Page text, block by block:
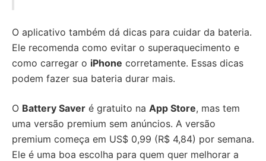
O aplicativo também dá dicas para cuidar da bateria.
Ele recomenda como evitar o superaquecimento e
como carregar o iPhone corretamente. Essas dicas
podem fazer sua bateria durar mais.
O Battery Saver é gratuito na App Store, mas tem
uma versão premium sem anúncios. A versão
premium começa em US$ 0,99 (R$ 4,84) por semana.
Ele é uma boa escolha para quem quer melhorar a